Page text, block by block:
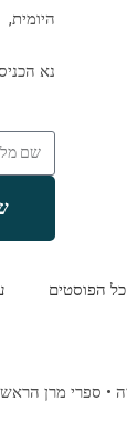
היומית,
נא
כל הפוסטים